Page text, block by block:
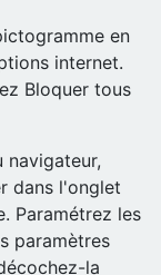
en
internet.
Bloquer tous
navigateur,
dans l'onglet
Paramétrez les
paramètres
la